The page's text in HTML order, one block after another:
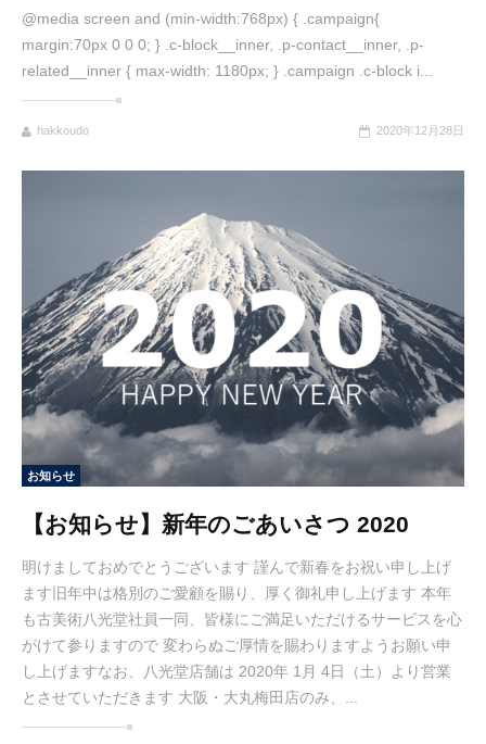
@media screen and (min-width:768px) { .campaign{
margin:70px 0 0 0; } .c-block__inner, .p-contact__inner, .p-
related__inner { max-width: 1180px; } .campaign .c-block i...
hakkoudo 2020年12月28日
お知らせ
【お知らせ】新年のごあいさつ 2020
明けましておめでとうございます 謹んで新春をお祝い申し上げ
ます旧年中は格別のご愛顧を賜り、厚く御礼申し上げます 本年
も古美術八光堂社員一同、皆様にご満足いただけるサービスを心
がけて参りますので 変わらぬご厚情を賜わりますようお願い申
し上げますなお、八光堂店舗は 2020年 1月 4日（土）より営業
とさせていただきます 大阪・大丸梅田店のみ、...